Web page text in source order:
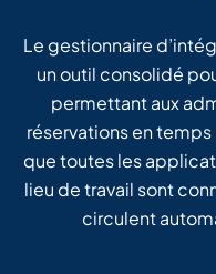
Le gestionnaire
un outil consolidé
permettant aux
réservations en
que toutes les
lieu de travail sont
circulent